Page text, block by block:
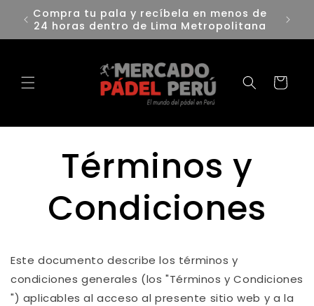
directamente
al contenido
Hacemos envíos a todo el Perú
Carrito
Términos y
Condiciones
Este documento describe los términos y
condiciones generales (los "Términos y Condiciones
") aplicables al acceso al presente sitio web y a la